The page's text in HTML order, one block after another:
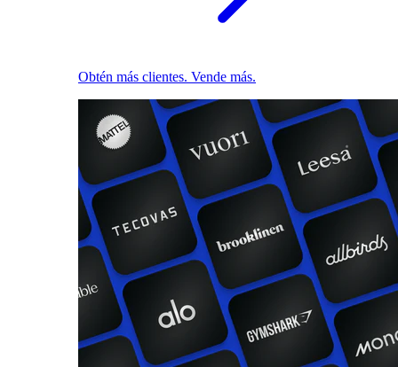
Obtén más clientes. Vende más.